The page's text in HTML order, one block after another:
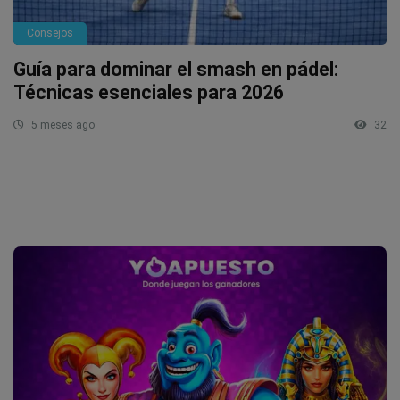
Consejos
Guía para dominar el smash en pádel:
Técnicas esenciales para 2026
5 meses ago 32